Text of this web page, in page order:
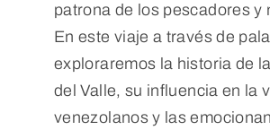
patrona de los pescadores y
En este viaje a través de
exploraremos la historia de
del Valle, su influencia en la
venezolanos y las